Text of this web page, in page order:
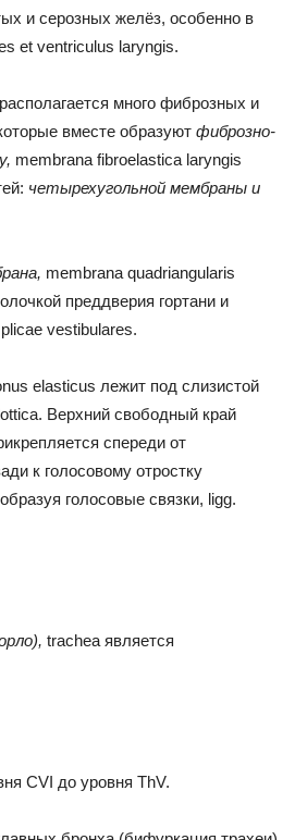
и серозных желёз, особенно в
et ventriculus laryngis.
много фиброзных и
вместе образуют фиброзно-
membrana fibroelastica laryngis
четырехугольной мембраны и
membrana quadriangularis
преддверия гортани и
vestibulares.
elasticus лежит под слизистой
Верхний свободный край
спереди от
к голосовому отростку
голосовые связки, ligg.
trachea является
CVI до уровня ThV.